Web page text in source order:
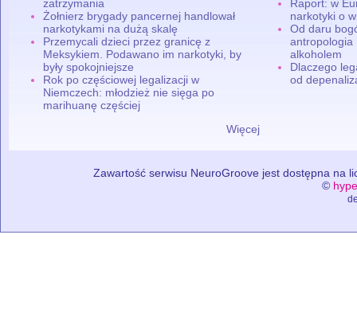
zatrzymania
Żołnierz brygady pancernej handlował
narkotykami na dużą skalę
Przemycali dzieci przez granicę z
Meksykiem. Podawano im narkotyki, by
były spokojniejsze
Rok po częściowej legalizacji w
Niemczech: młodzież nie sięga po
marihuanę częściej
Więcej
Raport: w
narkotyki o
Od daru
antropologia
alkoholem
Dlaczego
od
Zawartość serwisu NeuroGroove jest dostępna na
©